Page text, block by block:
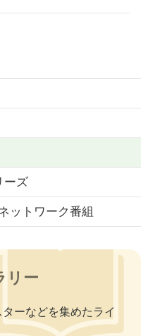
ーズ
ットワーク番組
リー
ーなどを集めたライ